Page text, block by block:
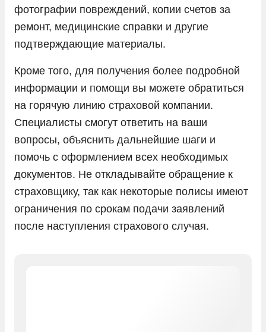
фотографии повреждений, копии счетов за
ремонт, медицинские справки и другие
подтверждающие материалы.
Кроме того, для получения более подробной
информации и помощи вы можете обратиться
на горячую линию страховой компании.
Специалисты смогут ответить на ваши
вопросы, объяснить дальнейшие шаги и
помочь с оформлением всех необходимых
документов. Не откладывайте обращение к
страховщику, так как некоторые полисы имеют
ограничения по срокам подачи заявлений
после наступления страхового случая.